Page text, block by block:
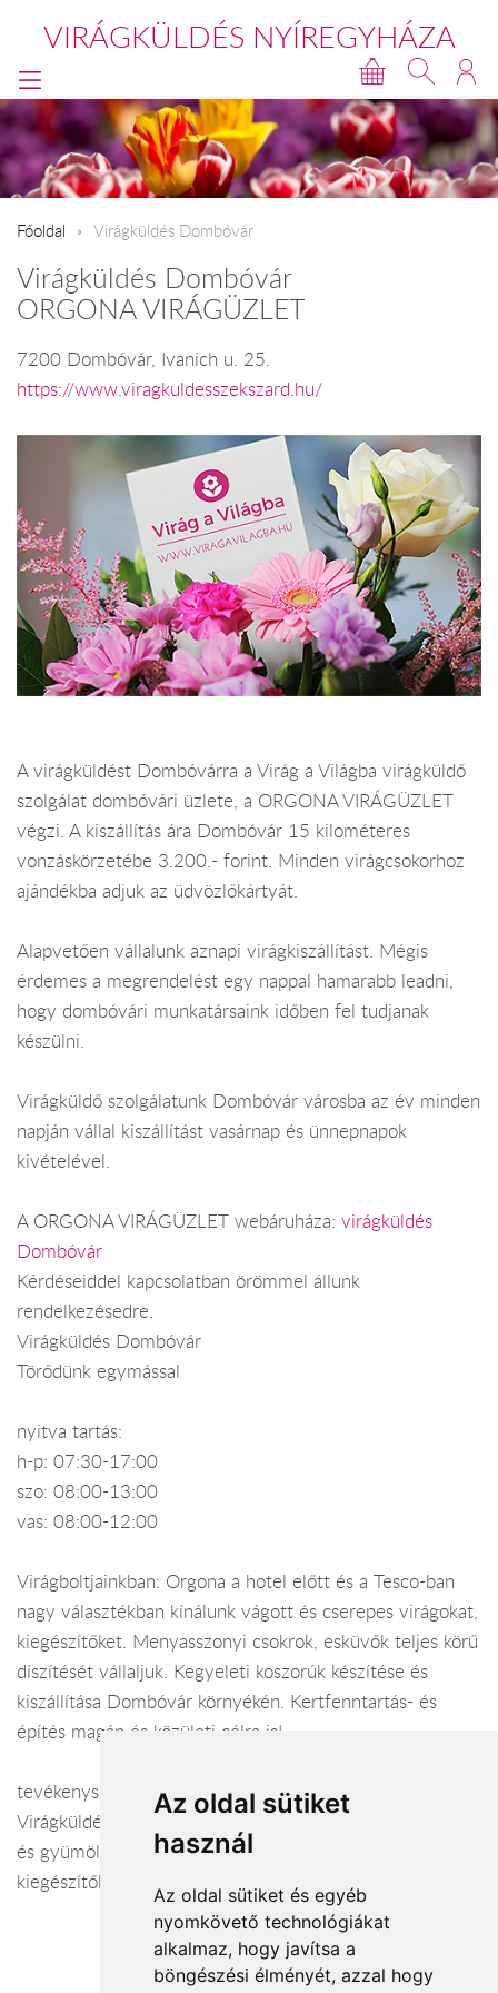
Az oldal sütiket
használ
Az oldal sütiket és egyéb
nyomkövető technológiákat
alkalmaz, hogy javítsa a
böngészési élményét, azzal hogy
VIRÁGKÜLDÉS NYÍREGYHÁZA
Főoldal Virágküldés Dombóvár
Virágküldés Dombóvár
ORGONA VIRÁGÜZLET
7200 Dombóvár, Ivanich u. 25.
https://www.viragkuldesszekszard.hu/
A virágküldést Dombóvárra a Virág a Világba virágküldő
szolgálat dombóvári üzlete, a ORGONA VIRÁGÜZLET
végzi. A kiszállítás ára Dombóvár 15 kilométeres
vonzáskörzetébe 3.200.- forint. Minden virágcsokorhoz
ajándékba adjuk az üdvözlőkártyát.
Alapvetően vállalunk aznapi virágkiszállítást. Mégis
érdemes a megrendelést egy nappal hamarabb leadni,
hogy dombóvári munkatársaink időben fel tudjanak
készülni.
Virágküldő szolgálatunk Dombóvár városba az év minden
napján vállal kiszállítást vasárnap és ünnepnapok
kivételével.
A ORGONA VIRÁGÜZLET webáruháza: virágküldés
Dombóvár
Kérdéseiddel kapcsolatban örömmel állunk
rendelkezésedre.
Virágküldés Dombóvár
Törődünk egymással
nyitva tartás:
h-p: 07:30-17:00
szo: 08:00-13:00
vas: 08:00-12:00
Virágboltjainkban: Orgona a hotel előtt és a Tesco-ban
nagy választékban kínálunk vágott és cserepes virágokat,
kiegészítőket. Menyasszonyi csokrok, esküvők teljes körű
díszítését vállaljuk. Kegyeleti koszorúk készítése és
kiszállítása Dombóvár környékén. Kertfenntartás- és
építés magán és közületi célra is!
tevékenység:
Virágküldés Dombóvár. Vágott- és cserepes virágok, dísz-
és gyümölcsfák, cserjék, Florasca virágföldek,
kiegészítők. Menyasszonyi csokrok, esküvői dekorációk
Elfogadott fizetési módok